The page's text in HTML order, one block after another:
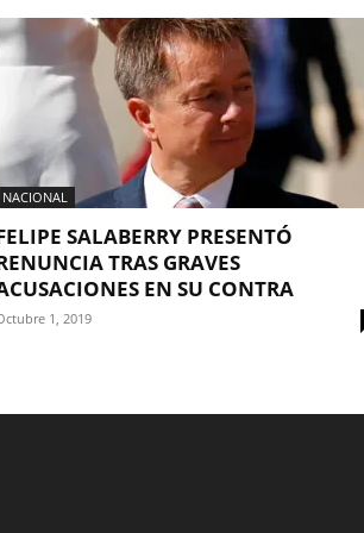
NACIONAL
SALABERRY PRESENTÓ
TRAS GRAVES
EN SU CONTRA
1, 2019